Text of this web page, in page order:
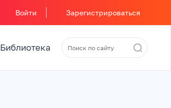
Войти Зарегистрироваться
Библиотека